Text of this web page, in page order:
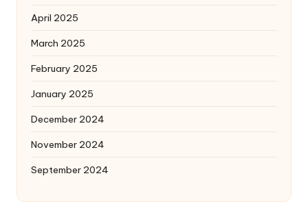
April 2025
March 2025
February 2025
January 2025
December 2024
November 2024
September 2024